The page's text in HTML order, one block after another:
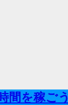
間を稼ごう